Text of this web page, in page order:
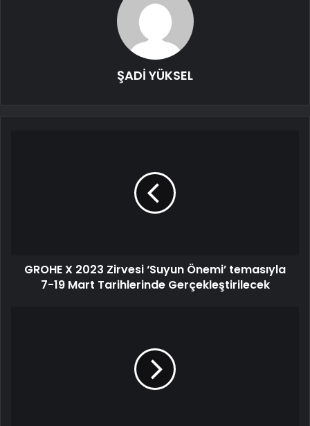
ŞADİ YÜKSEL
GROHE X 2023 Zirvesi ‘Suyun Önemi’ temasıyla
7-19 Mart Tarihlerinde Gerçekleştirilecek